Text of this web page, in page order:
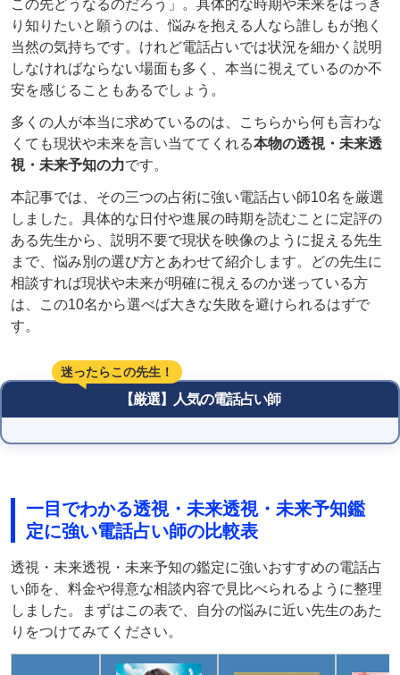
この先どうなるのだろう」。具体的な時期や未来をはっき
り知りたいと願うのは、悩みを抱える人なら誰しもが抱く
当然の気持ちです。けれど電話占いでは状況を細かく説明
しなければならない場面も多く、本当に視えているのか不
安を感じることもあるでしょう。
多くの人が本当に求めているのは、こちらから何も言わな
くても現状や未来を言い当ててくれる本物の透視・未来透
視・未来予知の力です。
本記事では、その三つの占術に強い電話占い師10名を厳選
しました。具体的な日付や進展の時期を読むことに定評の
ある先生から、説明不要で現状を映像のように捉える先生
まで、悩み別の選び方とあわせて紹介します。どの先生に
相談すれば現状や未来が明確に視えるのか迷っている方
は、この10名から選べば大きな失敗を避けられるはずで
す。
迷ったらこの先生！
【厳選】人気の電話占い師
一目でわかる透視・未来透視・未来予知鑑
定に強い電話占い師の比較表
透視・未来透視・未来予知の鑑定に強いおすすめの電話占
い師を、料金や得意な相談内容で見比べられるように整理
しました。まずはこの表で、自分の悩みに近い先生のあた
りをつけてみてください。